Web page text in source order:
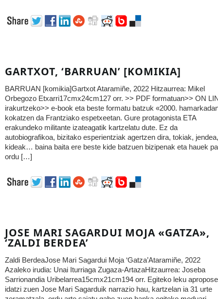
GARTXOT, ‘BARRUAN’ [KOMIKIA]
BARRUAN [komikia]Gartxot Ataramiñe, 2022 Hitzaurrea: Mikel
Orbegozo Etxarri17cmx24cm127 orr. >> PDF formatuan>> ON
irakurtzeko>> e-book eta beste formatu batzuk «2000.
kokatzen da Frantziako espetxeetan. Gure protagonista ETA
erakundeko militante izateagatik kartzelatu dute. Ez da
autobiografikoa, bizitako esperientziak agertzen dira, tokiak, jendea,
kideak… baina baita ere beste kide batzuen bizipenak eta hauek
ordu […]
JOSE MARI SAGARDUI MOJA «GATZA»,
‘ZALDI BERDEA’
Zaldi BerdeaJose Mari Sagardui Moja ‘Gatza’Ataramiñe, 2022
Azaleko irudia: Unai Iturriaga Zugaza-ArtazaHitzaurrea: Joseba
Sarrionandia Uribelarrea15cmx21cm194 orr. Egiteko leku
idatzi zuen Jose Mari Sagarduik narrazio hau, kartzelan ia 31 urte